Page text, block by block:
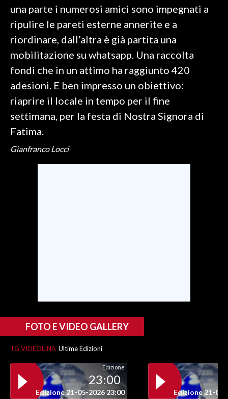
#CARAUNIONE
3 MINUTI CON
INSULARITÀ
INFO AZIENDE
ABBONATI
ANNUNCI
NECROLOGI
PUBBLICITÀ
una parte i numerosi amici sono impegnati a
ripulire le pareti esterne annerite e a
riordinare, dall’altra è già partita una
mobilitazione su whatsapp. Una raccolta
fondi che in un attimo ha raggiunto 420
adesioni. E ben impresso un obiettivo:
riaprire il locale in tempo per il fine
settimana, per la festa di Nostra Signora di
Fatima.
Gianfranco Locci
FOTO E VIDEO GALLERY
TG VIDEOLINA Ultime Edizioni
Edizione
23:00
Edizione 21-05-2026 23:00 Edizione 21-05-